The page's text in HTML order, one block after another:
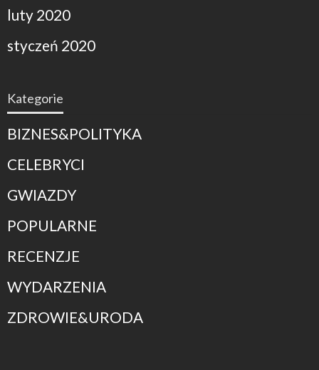
luty 2020
styczeń 2020
Kategorie
BIZNES&POLITYKA
CELEBRYCI
GWIAZDY
POPULARNE
RECENZJE
WYDARZENIA
ZDROWIE&URODA